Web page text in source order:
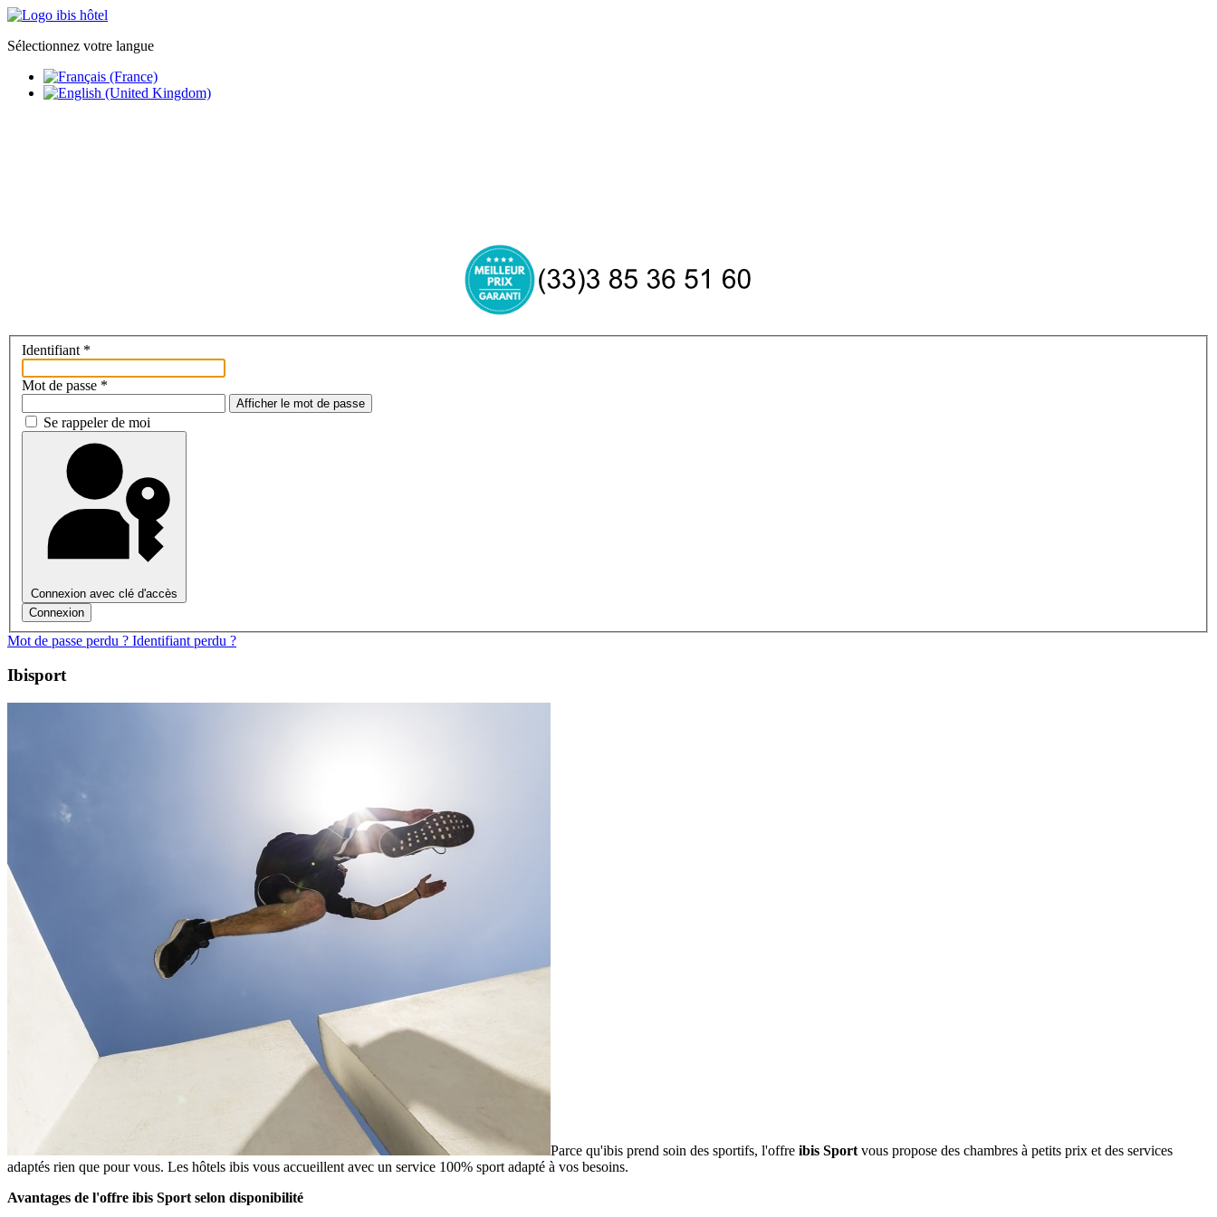
Sélectionnez votre langue
Identifiant *
Mot de passe *
Afficher le mot de passe
Se rappeler de moi
Connexion avec clé d'accès
Connexion
Mot de passe perdu ? Identifiant perdu ?
Ibisport
Parce qu'ibis prend soin des sportifs, l'offre ibis Sport vous propose des chambres à petits prix et des services
adaptés rien que pour vous. Les hôtels ibis vous accueillent avec un service 100% sport adapté à vos besoins.
Avantages de l'offre ibis Sport selon disponibilité